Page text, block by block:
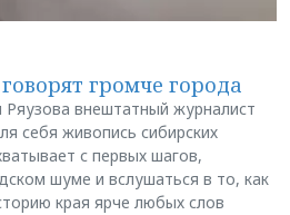
громче города
внештатный журналист
себя живопись сибирских
с первых шагов,
шуме и вслушаться в то, как
края ярче любых слов